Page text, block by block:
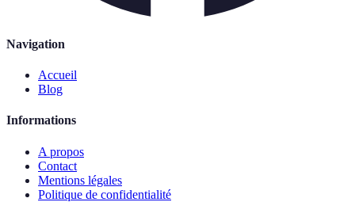
Navigation
Accueil
Blog
Informations
A propos
Contact
Mentions légales
Politique de confidentialité